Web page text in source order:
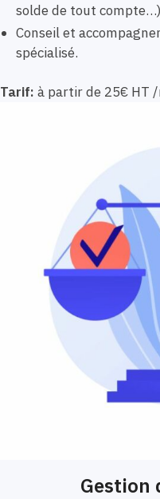
solde de tout compte…)
Conseil et
spécialisé.
Tarif: à partir de 25€ HT
Gestion